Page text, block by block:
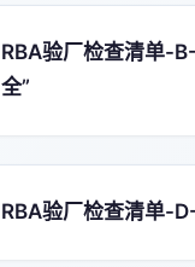
RBA验厂检查清单-
全”
RBA验厂检查清单-